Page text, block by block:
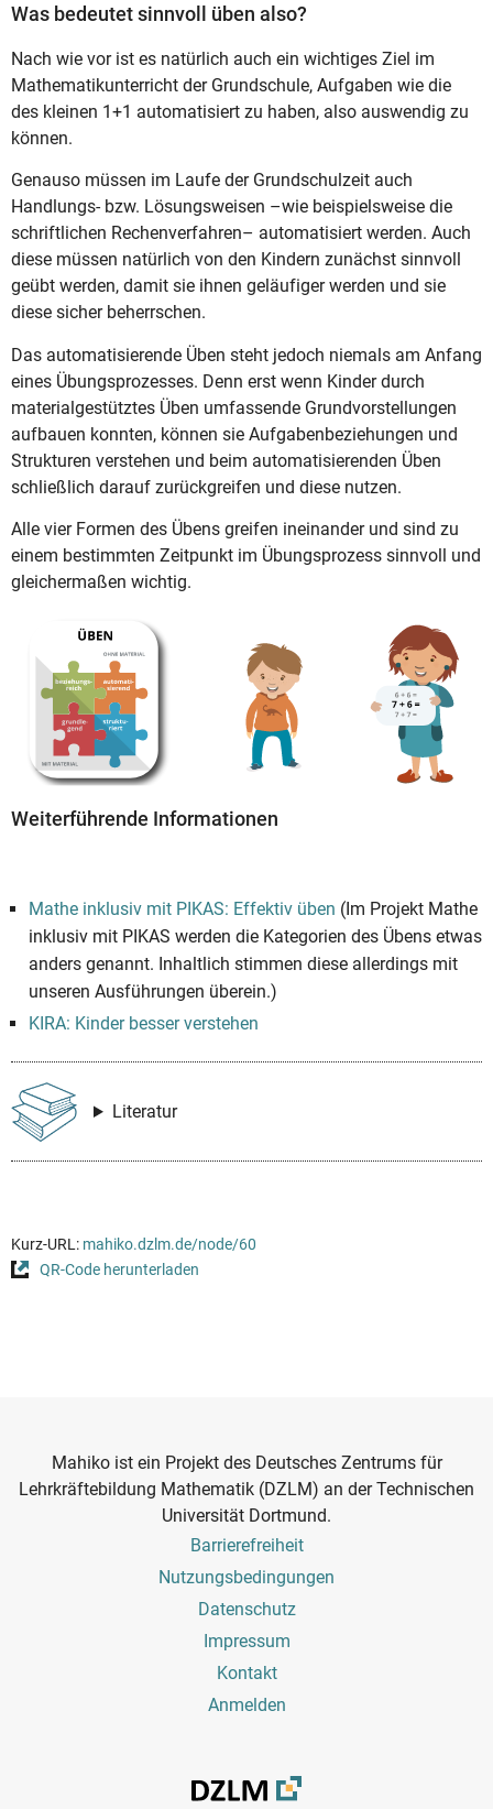
Was bedeutet sinnvoll üben also?
Nach wie vor ist es natürlich auch ein wichtiges Ziel im
Mathematikunterricht der Grundschule, Aufgaben wie die
des kleinen 1+1 automatisiert zu haben, also auswendig zu
können.
Genauso müssen im Laufe der Grundschulzeit auch
Handlungs- bzw. Lösungsweisen –wie beispielsweise die
schriftlichen Rechenverfahren– automatisiert werden. Auch
diese müssen natürlich von den Kindern zunächst sinnvoll
geübt werden, damit sie ihnen geläufiger werden und sie
diese sicher beherrschen.
Das automatisierende Üben steht jedoch niemals am Anfang
eines Übungsprozesses. Denn erst wenn Kinder durch
materialgestütztes Üben umfassende Grundvorstellungen
aufbauen konnten, können sie Aufgabenbeziehungen und
Strukturen verstehen und beim automatisierenden Üben
schließlich darauf zurückgreifen und diese nutzen.
Alle vier Formen des Übens greifen ineinander und sind zu
einem bestimmten Zeitpunkt im Übungsprozess sinnvoll und
gleichermaßen wichtig.
Weiterführende Informationen
Mathe inklusiv mit PIKAS: Effektiv üben (Im Projekt Mathe
inklusiv mit PIKAS werden die Kategorien des Übens etwas
anders genannt. Inhaltlich stimmen diese allerdings mit
unseren Ausführungen überein.)
KIRA: Kinder besser verstehen
Literatur
Kurz-URL: mahiko.dzlm.de/node/60
QR-Code herunterladen
Mahiko ist ein Projekt des Deutsches Zentrums für
Lehrkräftebildung Mathematik (DZLM) an der Technischen
Universität Dortmund.
Barrierefreiheit
Nutzungsbedingungen
Datenschutz
Impressum
Kontakt
Anmelden